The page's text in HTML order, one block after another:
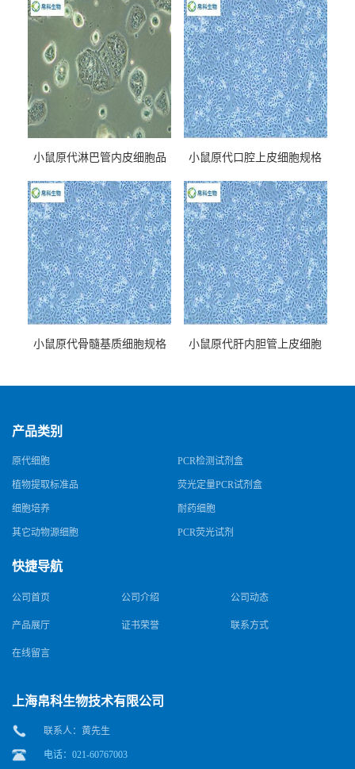
小鼠原代淋巴管内皮细胞品
小鼠原代口腔上皮细胞规格
小鼠原代骨髓基质细胞规格
小鼠原代肝内胆管上皮细胞
产品类别
原代细胞 PCR检测试剂盒
植物提取标准品 荧光定量PCR试剂盒
细胞培养 耐药细胞
其它动物源细胞 PCR荧光试剂
快捷导航
公司首页 公司介绍 公司动态
产品展厅 证书荣誉 联系方式
在线留言
上海帛科生物技术有限公司
联系人：黄先生
电话：021-60767003